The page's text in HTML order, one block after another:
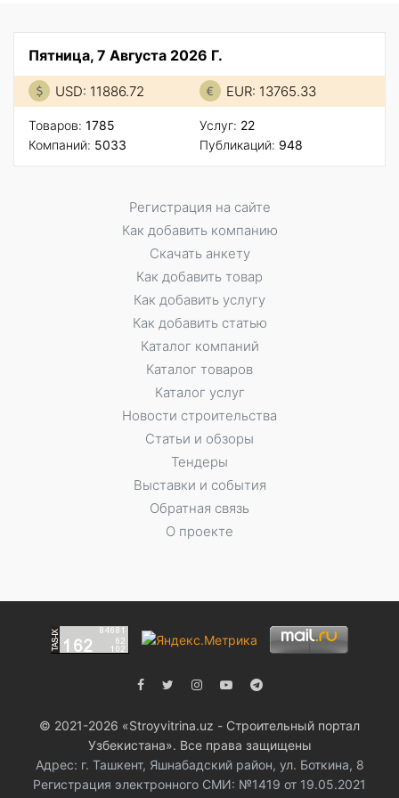
Пятница, 7 Августа 2026 Г.
USD: 11886.72 EUR: 13765.33
Товаров: 1785
Компаний: 5033
Услуг: 22
Публикаций: 948
Регистрация на сайте
Как добавить компанию
Скачать анкету
Как добавить товар
Как добавить услугу
Как добавить статью
Каталог компаний
Каталог товаров
Каталог услуг
Новости строительства
Статьи и обзоры
Тендеры
Выставки и события
Обратная связь
О проекте
© 2021-2026 «Stroyvitrina.uz - Строительный портал
Узбекистана». Все права защищены
Адрес: г. Ташкент, Яшнабадский район, ул. Боткина, 8
Регистрация электронного СМИ: №1419 от 19.05.2021